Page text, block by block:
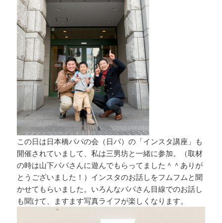
この日は日本橋パパの会（日パ）の「インスタ講座」も
開催されていまして、私は三男坊と一緒に参加。（取材
の時は山下パパさんに遊んでもらってました＾＾ありが
とうございました！）インスタのお話しをフムフムと聞
かせてもらいました。いろんなパパさん目線でのお話し
も聞けて、ますます写真ライフが楽しくなります。